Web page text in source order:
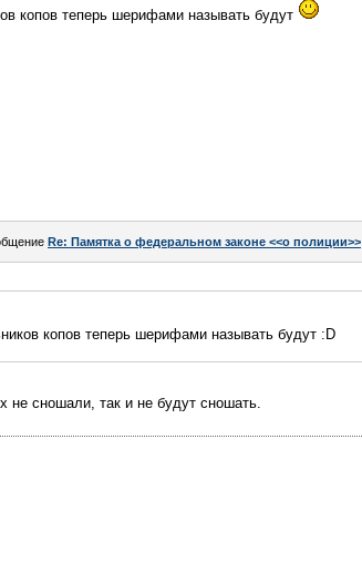
копов теперь шерифами называть будут
Re: Памятка о федеральном законе <<о полиции>>
копов теперь шерифами называть будут :D
не сношали, так и не будут сношать.